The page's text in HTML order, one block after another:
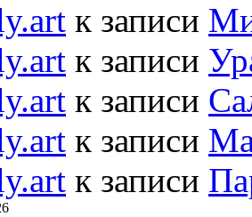
к записи
к записи
к записи
к записи
к записи